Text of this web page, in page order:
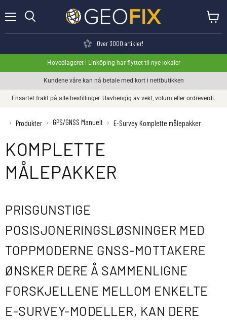
Over 3000 artikler!
Hovedlageret i Linköping har flyttet til nye lokaler
Kundene våre kan nå betale med kort i nettbutikken
Ensartet frakt på alle bestillinger. Uavhengig av vekt, volum eller ordreverdi.
› Produkter › GPS/GNSS Manuelt › E-Survey Komplette målepakker
KOMPLETTE
MÅLEPAKKER
PRISGUNSTIGE
POSISJONERINGSLØSNINGER MED
TOPPMODERNE GNSS-MOTTAKERE
ØNSKER DERE Å SAMMENLIGNE
FORSKJELLENE MELLOM ENKELTE
E-SURVEY-MODELLER, KAN DERE